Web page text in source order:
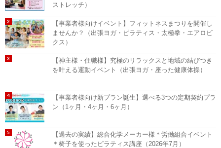
ストレッチ）
【事業者様向けイベント】フィットネスまつりを開催し
ませんか？（出張ヨガ・ピラティス・太極拳・エアロビ
クス）
【神主様・住職様】究極のリラックスと地域の結びつき
を叶える運動イベント（出張ヨガ・座った健康体操）
【事業者様向け新プラン誕生】選べる3つの定期契約プラ
ン（1ヶ月・4ヶ月・6ヶ月）
【過去の実績】総合化学メーカー様＊労働組合イベント
＊椅子を使ったピラティス講座（2026年7月）